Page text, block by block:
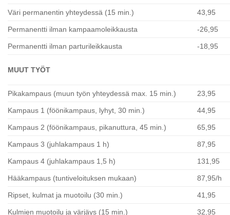
Väri permanentin yhteydessä (15 min.) 43,95
Permanentti ilman kampaamoleikkausta -26,95
Permanentti ilman parturileikkausta -18,95
MUUT TYÖT
Pikakampaus (muun työn yhteydessä max. 15 min.) 23,95
Kampaus 1 (föönikampaus, lyhyt, 30 min.) 44,95
Kampaus 2 (föönikampaus, pikanuttura, 45 min.) 65,95
Kampaus 3 (juhlakampaus 1 h) 87,95
Kampaus 4 (juhlakampaus 1,5 h) 131,95
Hääkampaus (tuntiveloituksen mukaan) 87,95/h
Ripset, kulmat ja muotoilu (30 min.) 41,95
Kulmien muotoilu ja värjäys (15 min.) 32,95